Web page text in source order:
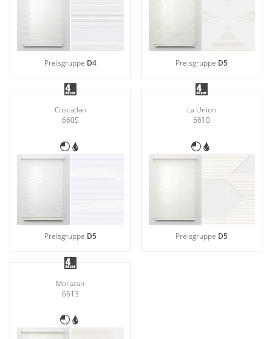
Preisgruppe D4 Preisgruppe D5
Cuscatlan
6605
Preisgruppe D5
La Union
6610
Preisgruppe D5
Morazan
6613